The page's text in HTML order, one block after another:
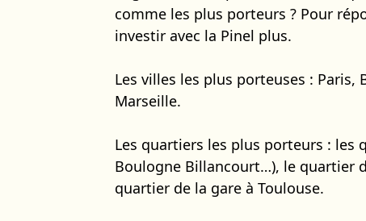
comme les plus porteurs ? Pour
investir avec la Pinel plus.
Les villes les plus porteuses : Paris,
Marseille.
Les quartiers les plus porteurs : les
Boulogne Billancourt…), le quartier
quartier de la gare à Toulouse.